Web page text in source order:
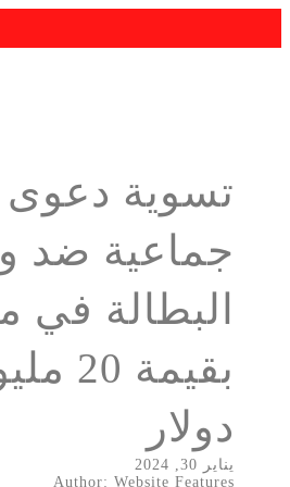
تسوية دعوى
جماعية ضد
البطالة في
بقيمة
دولار
يناير 30, 2024
Author: Website Features